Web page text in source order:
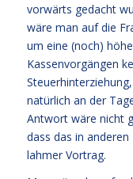
vorwärts gedacht
wäre man auf die
um eine (noch)
Kassenvorgängen
natürlich an der
Antwort wäre nicht
dass das in
lahmer Vortrag.